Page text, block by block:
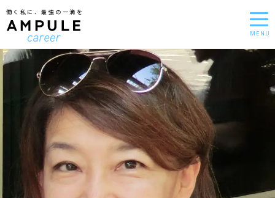
働く私に、最強の一滴を
MENU